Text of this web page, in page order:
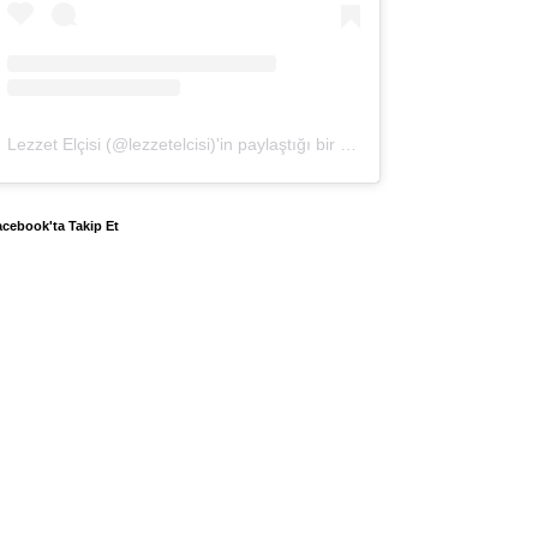
Lezzet Elçisi (@lezzetelcisi)'in paylaştığı bir gönderi
Takip Et